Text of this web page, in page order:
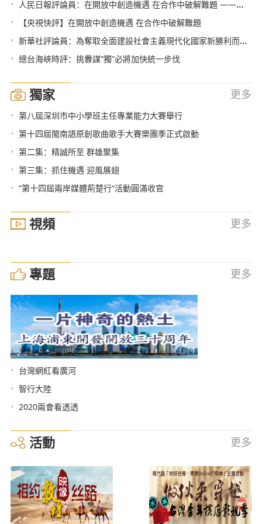
• 人民日報評論員：在開放中創造機遇 在合作中破解難題 ——論習近平主席在第三屆中國國際進口博覽會開幕式上主旨演講
• 【央視快評】在開放中創造機遇 在合作中破解難題
• 新華社評論員：為奪取全面建設社會主義現代化國家新勝利而奮鬥——學習貫徹黨的十九屆五中全會精神
• 總台海峽時評：挑釁謀“獨”必將加快統一步伐
獨家 更多
• 第八屆深圳市中小學班主任專業能力大賽舉行
• 第十四屆閩南語原創歌曲歌手大賽樂團季正式啟動
• 第二集：精誠所至 群雄聚集
• 第三集：抓住機遇 迎風展翅
• “第十四屆兩岸媒體荊楚行“活動圓滿收官
視頻 更多
專題 更多
• 台灣網紅看廣河
• 智行大陸
• 2020兩會看透透
活動 更多